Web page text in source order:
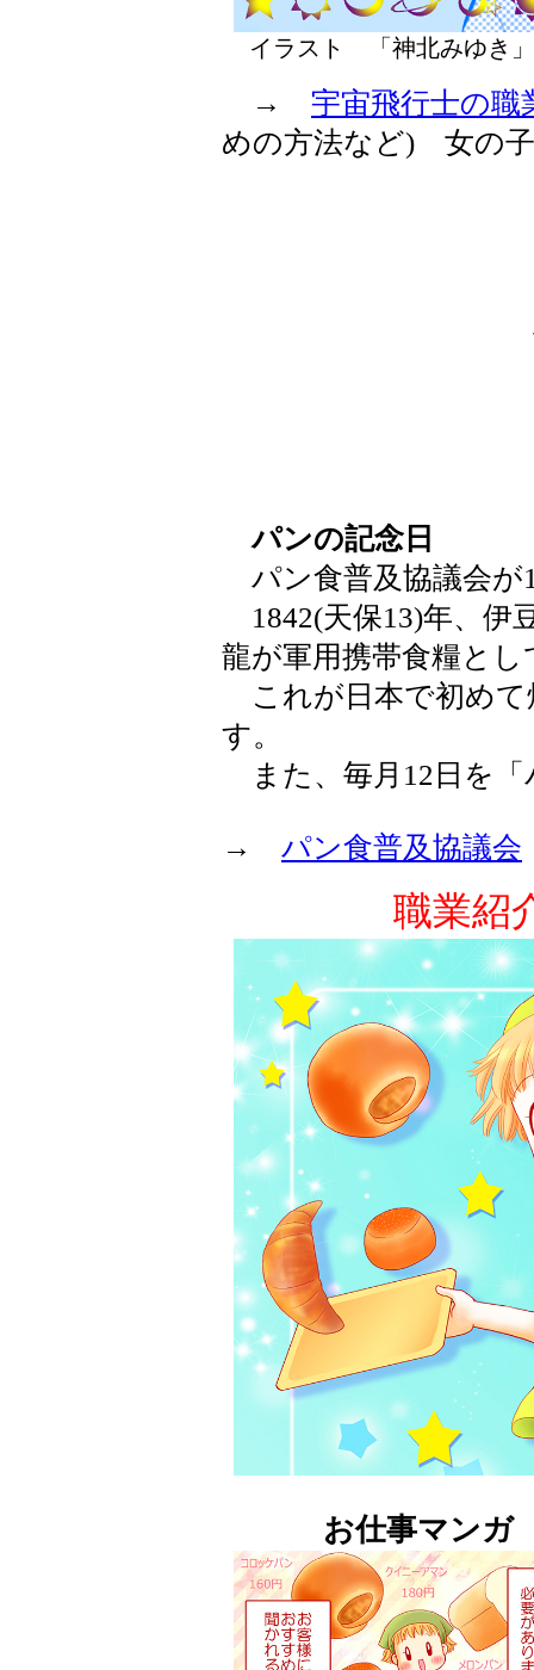
イラスト 「神北みゆ
→ 宇宙飛行士の職
めの方法など) 女の
パンの記念日
パン食普及協議会が
1842(天保13)年、伊
龍が軍用携帯食糧と
これが日本で初めて
す。
また、毎月12日を「
→ パン食普及協議会
職業紹
お仕事マンガ